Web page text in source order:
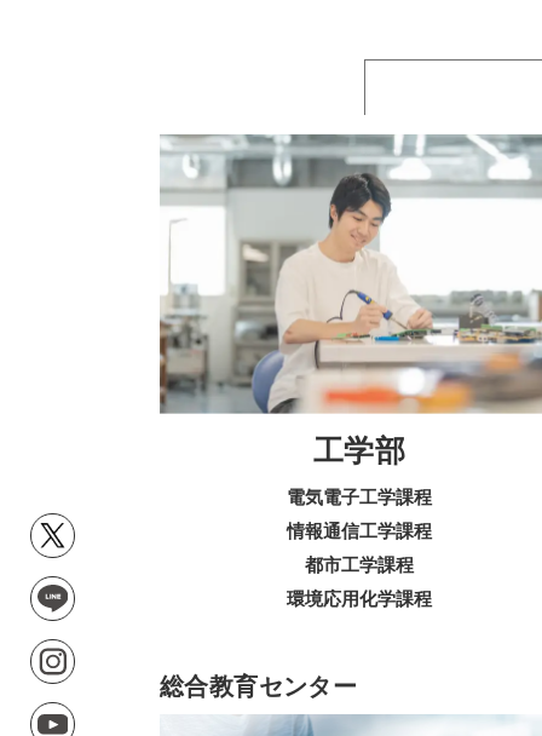
工学部
電気電子工学課程
情報通信工学課程
都市工学課程
環境応用化学課程
総合教育センター